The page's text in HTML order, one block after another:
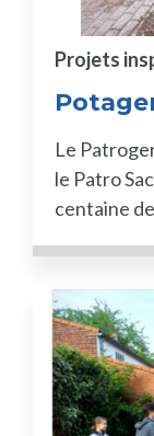
Projets
Le
le Patro
centaine de